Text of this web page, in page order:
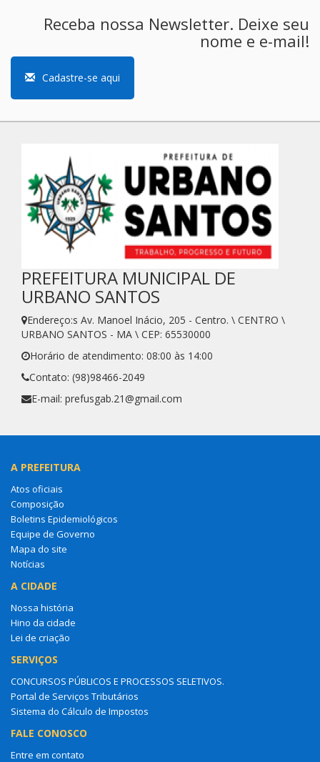
Receba nossa Newsletter. Deixe seu
nome e e-mail!
Cadastre-se aqui
PREFEITURA MUNICIPAL DE
URBANO SANTOS
Endereço:s Av. Manoel Inácio, 205 - Centro. \ CENTRO \
URBANO SANTOS - MA \ CEP: 65530000
Horário de atendimento: 08:00 às 14:00
Contato: (98)98466-2049
E-mail: prefusgab.21@gmail.com
A PREFEITURA
Atos oficiais
Composição
Boletins Epidemiológicos
Equipe de Governo
Mapa do site
Notícias
A CIDADE
Nossa história
Hino da cidade
Lei de criação
SERVIÇOS
CONCURSOS PÚBLICOS E PROCESSOS SELETIVOS.
Portal de Serviços Tributários
Sistema do Cálculo de Impostos
FALE CONOSCO
Entre em contato